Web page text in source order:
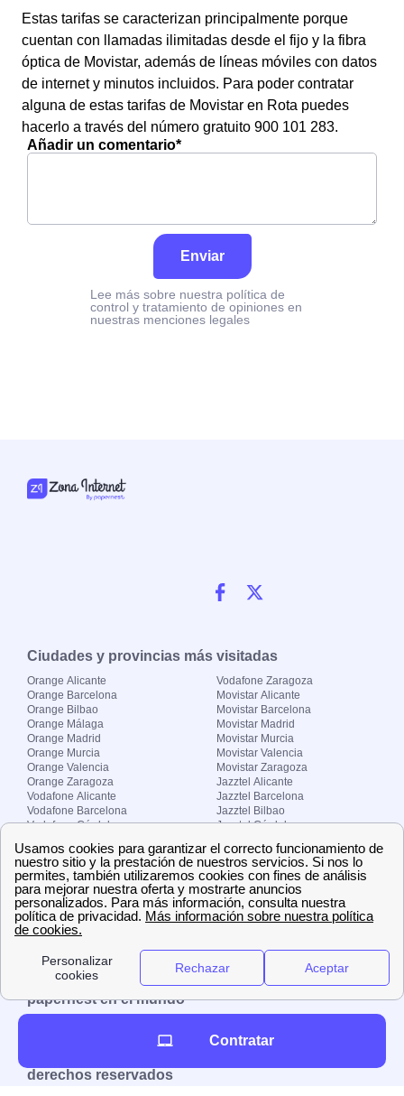
Estas tarifas se caracterizan principalmente porque
cuentan con llamadas ilimitadas desde el fijo y la fibra
óptica de Movistar, además de líneas móviles con datos
de internet y minutos incluidos. Para poder contratar
alguna de estas tarifas de Movistar en Rota puedes
hacerlo a través del número gratuito 900 101 283.
Añadir un comentario*
Enviar
Lee más sobre nuestra política de
control y tratamiento de opiniones en
nuestras menciones legales
Ciudades y provincias más visitadas
Orange Alicante
Orange Barcelona
Orange Bilbao
Orange Málaga
Orange Madrid
Orange Murcia
Orange Valencia
Orange Zaragoza
Vodafone Alicante
Vodafone Barcelona
Vodafone Córdoba
Vodafone Madrid
Vodafone Murcia
Vodafone Valencia
Vodafone Zaragoza
Movistar Alicante
Movistar Barcelona
Movistar Madrid
Movistar Murcia
Movistar Valencia
Movistar Zaragoza
Jazztel Alicante
Jazztel Barcelona
Jazztel Bilbao
Jazztel Córdoba
Jazztel Málaga
Jazztel Valencia
Jazztel Zaragoza
Sobre Zona-internet.com
¿Quiénes somos?
El grupo papernest
Aviso legal Nuestras ofertas de trabajo
papernest en el mundo
Reino Unido
derechos reservados
Contratar